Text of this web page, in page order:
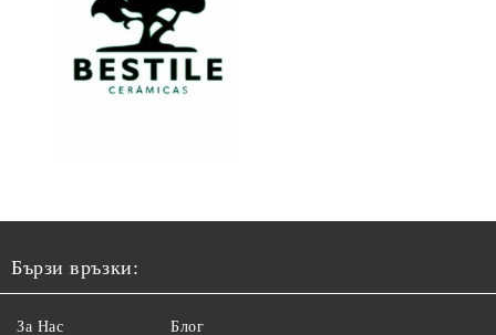
Бързи връзки:
За Нас Блог